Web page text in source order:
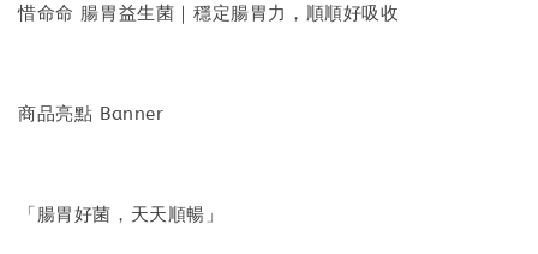
惜命命 腸胃益生菌｜穩定腸胃力，順順好吸收
商品亮點 Banner
「腸胃好菌，天天順暢」